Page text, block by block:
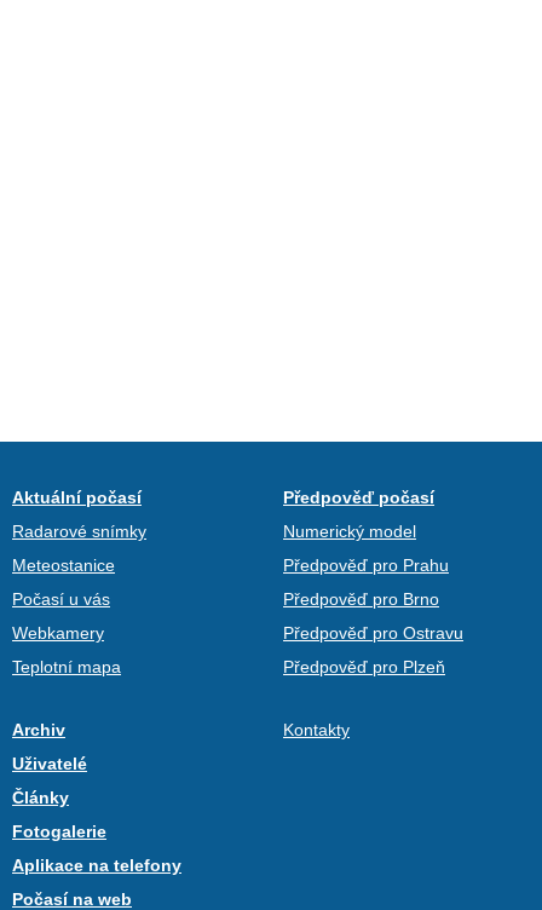
Aktuální počasí
Radarové snímky
Meteostanice
Počasí u vás
Webkamery
Teplotní mapa
Předpověď počasí
Numerický model
Předpověď pro Prahu
Předpověď pro Brno
Předpověď pro Ostravu
Předpověď pro Plzeň
Archiv
Uživatelé
Články
Fotogalerie
Aplikace na telefony
Počasí na web
Kontakty